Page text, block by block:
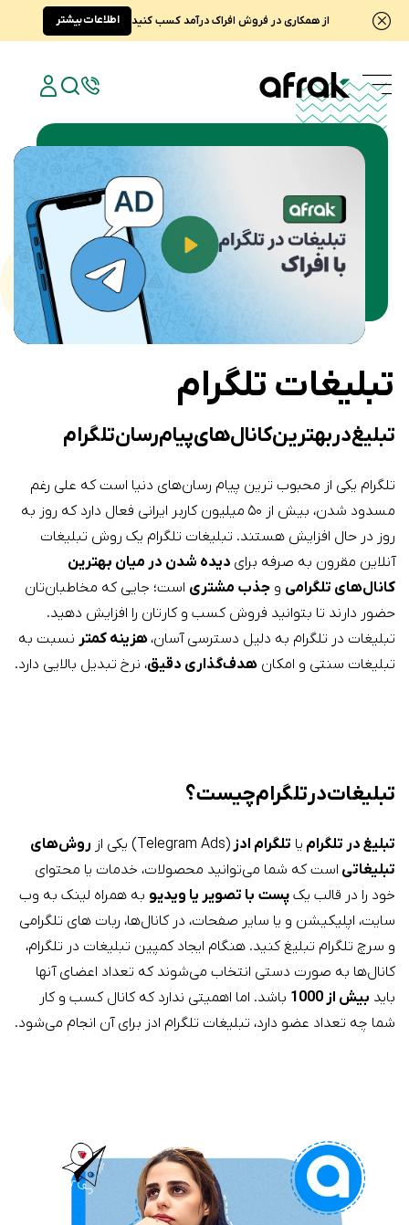
از همکاری در فروش افراک درآمد کسب کنید اطلاعات بیشتر
Play
تبلیغات تلگرام
تبلیغ در بهترین کانال‌های پیام‌رسان تلگرام
تلگرام یکی از محبوب ترین پیام رسان‌های دنیا است که علی رغم
مسدود شدن، بیش از ۵۰ میلیون کاربر ایرانی فعال دارد که روز به
روز در حال افزایش هستند. تبلیغات تلگرام یک روش تبلیغات
آنلاین مقرون به صرفه برای دیده شدن در میان بهترین
کانال‌های تلگرامی و جذب مشتری است؛ جایی که مخاطبان‌تان
حضور دارند تا بتوانید فروش کسب و کارتان را افزایش دهید.
تبلیغات در تلگرام به دلیل دسترسی آسان،هزینه کمتر نسبت به
تبلیغات سنتی و امکان هدف‌گذاری دقیق، نرخ تبدیل بالایی دارد.
تبلیغات در تلگرام چیست؟
تبلیغ در تلگرام یا تلگرام ادز (Telegram Ads) یکی از
روش‌های
تبلیغاتی است که شما می‌توانید محصولات، خدمات یا محتوای
خود را در قالب یک پست با تصویر یا ویدیو به همراه لینک به وب
سایت، اپلیکیشن و یا سایر صفحات، در کانال‌ها، ربات های تلگرامی
و سرچ تلگرام تبلیغ کنید. هنگام ایجاد کمپین تبلیغات در تلگرام،
کانال‌ها به صورت دستی انتخاب می‌شوند که تعداد اعضای آنها
باید بیش از 1000
باشد. اما اهمیتی ندارد که کانال کسب و کار
شما چه تعداد عضو دارد، تبلیغات تلگرام ادز برای آن انجام می‌شود.